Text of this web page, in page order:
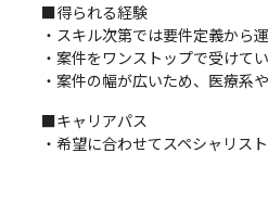
■得られる経験
・スキル次第では要件定義から
・案件をワンストップで受けて
・案件の幅が広いため、医療系
■キャリアパス
・希望に合わせてスペシャリス